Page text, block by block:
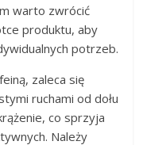
warto zwrócić
produktu, aby
potrzeb.
zaleca się
ruchami od dołu
co sprzyja
Należy